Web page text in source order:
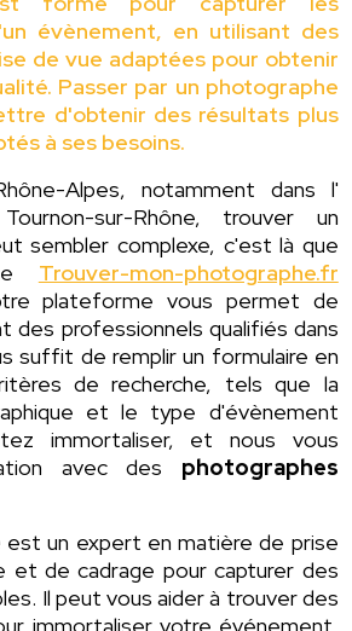
évènement, en utilisant des
de vue adaptées pour obtenir
Passer par un photographe
d'obtenir des résultats plus
à ses besoins.
Alpes, notamment dans l'
sur-Rhône, trouver un
sembler complexe, c'est là que
Trouver-mon-photographe.fr
plateforme vous permet de
des professionnels qualifiés dans
suffit de remplir un formulaire en
de recherche, tels que la
et le type d'évènement
immortaliser, et nous vous
avec des photographes
est un expert en matière de prise
et de cadrage pour capturer des
Il peut vous aider à trouver des